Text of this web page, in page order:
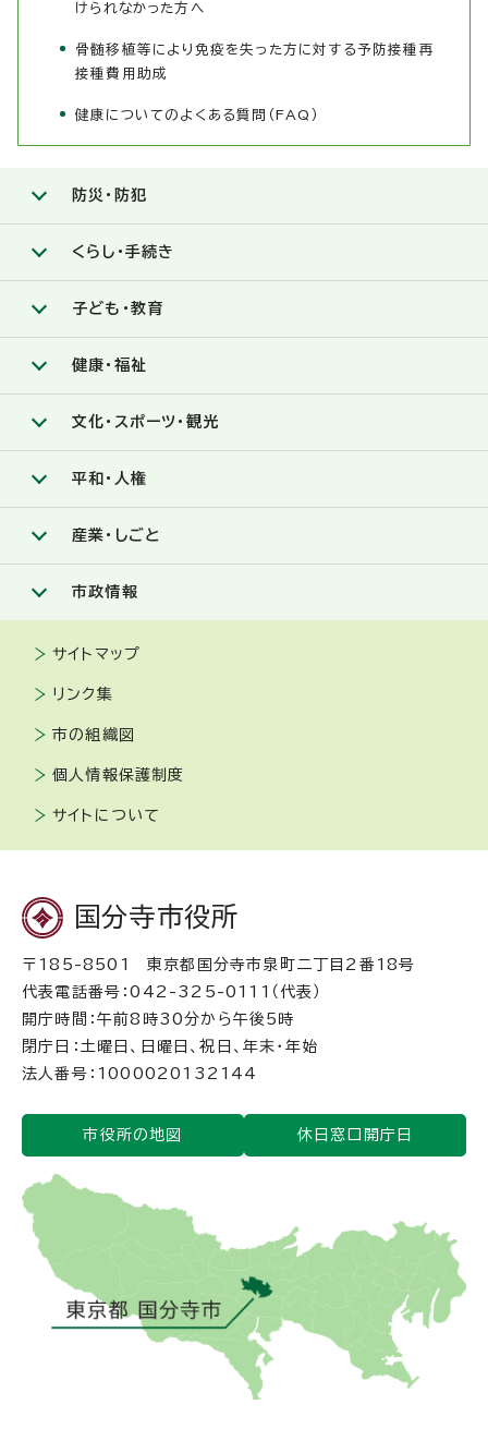
けられなかった方へ
骨髄移植等により免疫を失った方に対する予防接種再
接種費用助成
健康についてのよくある質問（FAQ）
防災・防犯
くらし・手続き
子ども・教育
健康・福祉
文化・スポーツ・観光
平和・人権
産業・しごと
市政情報
サイトマップ
リンク集
市の組織図
個人情報保護制度
サイトについて
国分寺市役所
〒185-8501 東京都国分寺市泉町二丁目2番18号
代表電話番号：042-325-0111（代表）
開庁時間：午前8時30分から午後5時
閉庁日：土曜日、日曜日、祝日、年末・年始
法人番号：1000020132144
市役所の地図 休日窓口開庁日